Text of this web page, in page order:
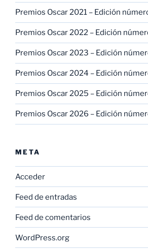
Premios Oscar 2021 – Edición
Premios Oscar 2022 – Edición
Premios Oscar 2023 – Edición
Premios Oscar 2024 – Edición
Premios Oscar 2025 – Edición
Premios Oscar 2026 – Edición
META
Acceder
Feed de entradas
Feed de comentarios
WordPress.org